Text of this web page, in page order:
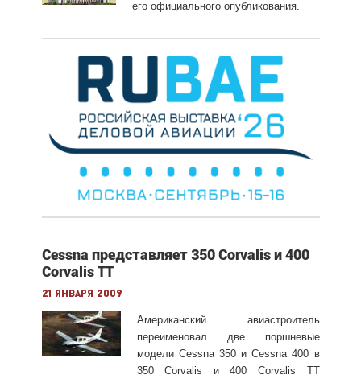
его официального опубликования.
Cessna представляет 350 Corvalis и 400
Corvalis TT
21 января 2009
Американский авиастроитель
переименовал две поршневые
модели Cessna 350 и Cessna 400 в
350 Corvalis и 400 Corvalis TT